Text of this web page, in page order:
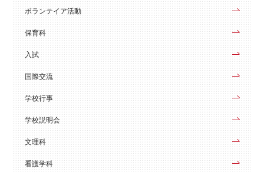
ボランテイア活動
保育科
入試
国際交流
学校行事
学校説明会
文理科
看護学科